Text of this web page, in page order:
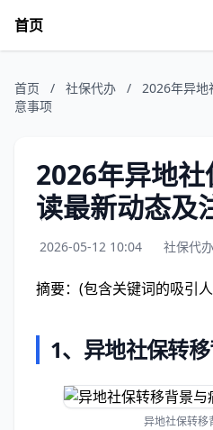
首页
首页 / 社保代办 /
2026年异地
意事项
2026年异地
读最新动态及
2026-05-12 10:04 社保代办
摘要：(包含关键词的吸引
1、异地社保转
异地社保转移